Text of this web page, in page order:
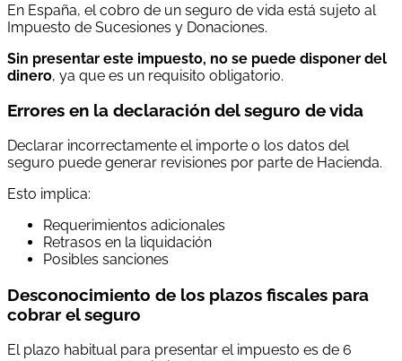
En España, el cobro de un seguro de vida está sujeto al
Impuesto de Sucesiones y Donaciones.
Sin presentar este impuesto, no se puede disponer del
dinero, ya que es un requisito obligatorio.
Errores en la declaración del seguro de vida
Declarar incorrectamente el importe o los datos del
seguro puede generar revisiones por parte de Hacienda.
Esto implica:
Requerimientos adicionales
Retrasos en la liquidación
Posibles sanciones
Desconocimiento de los plazos fiscales para
cobrar el seguro
El plazo habitual para presentar el impuesto es de 6